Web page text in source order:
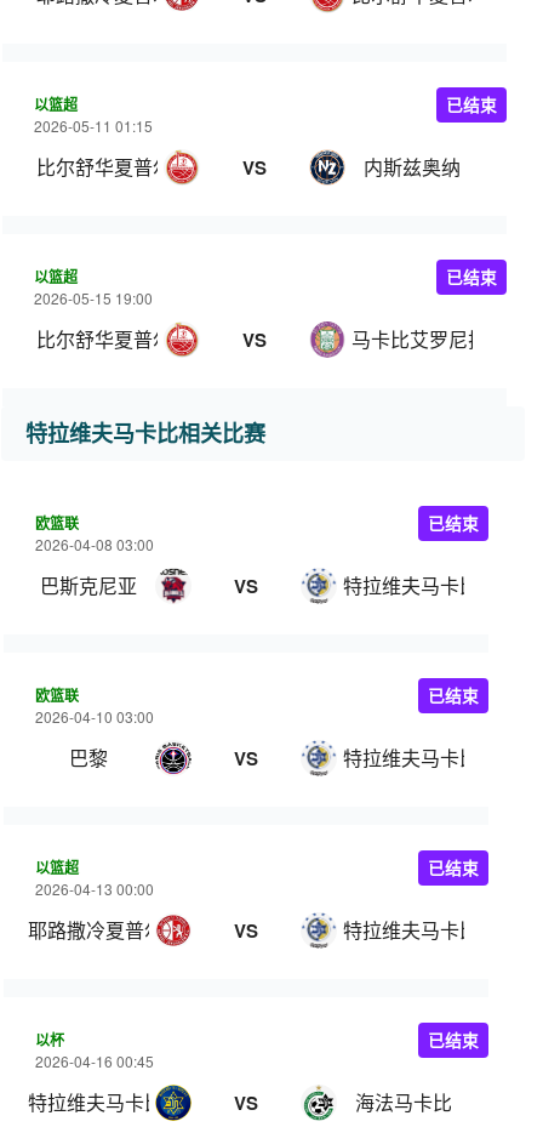
以篮超
2026-05-11 01:15
比尔舒华夏普尔 VS 内斯兹奥纳
已结束
以篮超
2026-05-15 19:00
比尔舒华夏普尔 VS 马卡比艾罗尼拉马特
已结束
特拉维夫马卡比相关比赛
欧篮联
2026-04-08 03:00
巴斯克尼亚 VS 特拉维夫马卡比
已结束
欧篮联
2026-04-10 03:00
巴黎 VS 特拉维夫马卡比
已结束
以篮超
2026-04-13 00:00
耶路撒冷夏普尔 VS 特拉维夫马卡比
已结束
以杯
2026-04-16 00:45
特拉维夫马卡比 VS 海法马卡比
已结束